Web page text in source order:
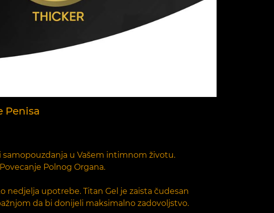
Penisa
u Vašem intimnom životu.
Polnog Organa.
upotrebe. Titan Gel je zaista čudesan
da bi donijeli maksimalno zadovoljstvo.